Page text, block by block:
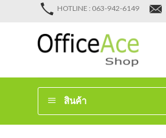
HOTLINE : 063-942-6149
สินค้า